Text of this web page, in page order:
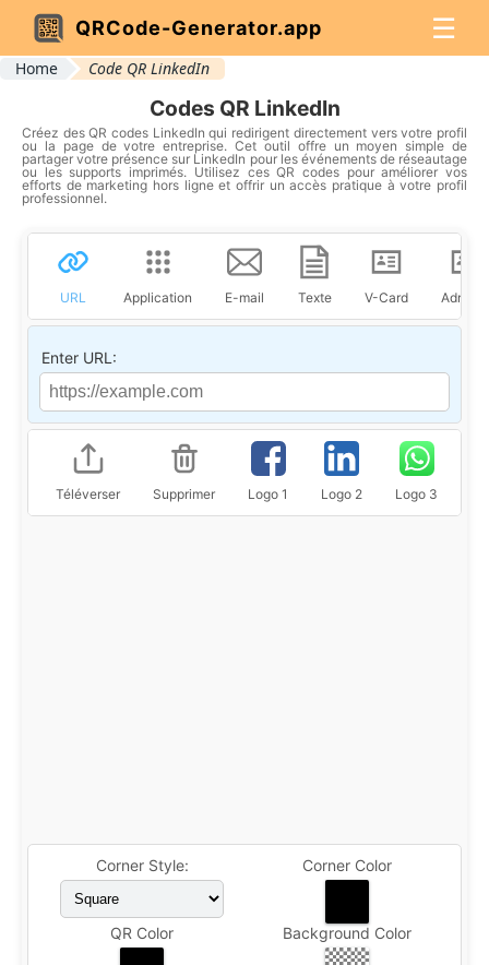
QRCode-Generator.app ☰
Home Code QR LinkedIn
Codes QR LinkedIn
Créez des QR codes LinkedIn qui redirigent directement vers votre profil
ou la page de votre entreprise. Cet outil offre un moyen simple de
partager votre présence sur LinkedIn pour les événements de réseautage
ou les supports imprimés. Utilisez ces QR codes pour améliorer vos
efforts de marketing hors ligne et offrir un accès pratique à votre profil
professionnel.
URL Application E-mail Texte V-Card Adresse
Enter URL:
Téléverser Supprimer Logo 1 Logo 2 Logo 3
Corner Style: Corner Color
QR Color Background Color